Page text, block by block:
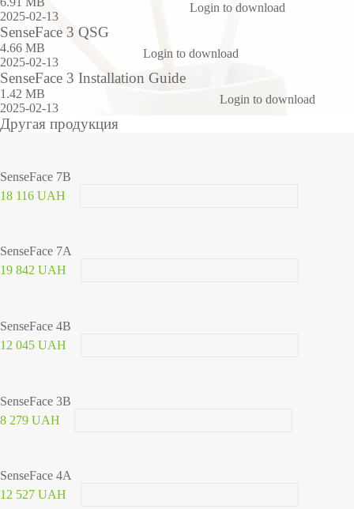
2025-02-13
Login to download
SenseFace 3 QSG
4.66 MB
2025-02-13
Login to download
SenseFace 3 Installation Guide
1.42 MB
2025-02-13
Login to download
Другая продукция
SenseFace 7B
18 116 UAH
SenseFace 7A
19 842 UAH
SenseFace 4B
12 045 UAH
SenseFace 3B
8 279 UAH
SenseFace 4A
12 527 UAH